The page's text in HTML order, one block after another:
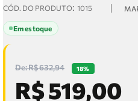
: 1015
Em estoque
R$632,94 18%
R$519,00